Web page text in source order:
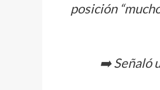
posición
➡️ Señaló